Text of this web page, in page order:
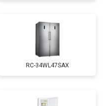
RС-34WL47SAX